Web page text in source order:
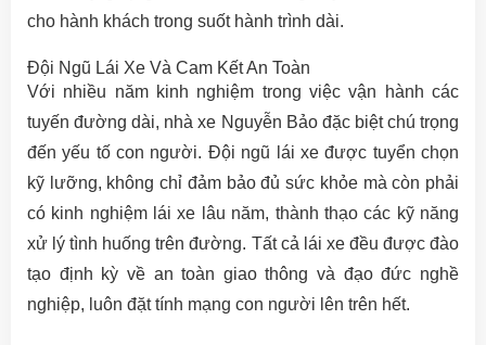
cho hành khách trong suốt hành trình dài.
Đội Ngũ Lái Xe Và Cam Kết An Toàn
Với nhiều năm kinh nghiệm trong việc vận hành các
tuyến đường dài, nhà xe Nguyễn Bảo đặc biệt chú trọng
đến yếu tố con người. Đội ngũ lái xe được tuyển chọn
kỹ lưỡng, không chỉ đảm bảo đủ sức khỏe mà còn phải
có kinh nghiệm lái xe lâu năm, thành thạo các kỹ năng
xử lý tình huống trên đường. Tất cả lái xe đều được đào
tạo định kỳ về an toàn giao thông và đạo đức nghề
nghiệp, luôn đặt tính mạng con người lên trên hết.